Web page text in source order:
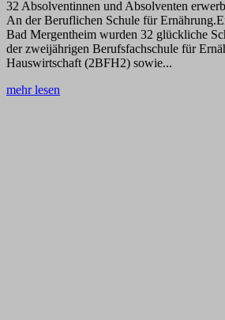
32 Absolventinnen und Absolventen
An der Beruflichen Schule für
Bad Mergentheim wurden 32 glückliche
der zweijährigen Berufsfachschule für
Hauswirtschaft (2BFH2) sowie...
mehr lesen